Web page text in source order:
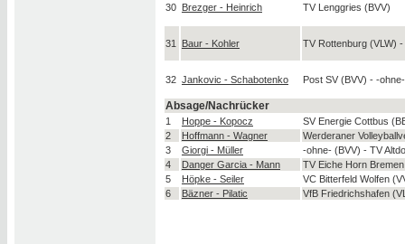
30 Brezger - Heinrich TV Lenggries (BVV)
31 Baur - Kohler TV Rottenburg (VLW)
32 Jankovic - Schabotenko Post SV (BVV) - -
Absage/Nachrücker
1 Hoppe - Kopocz
SV Energie Cottbus
2
Hoffmann - Wagner
Werderaner
3
Giorgi - Müller
-ohne- (BVV) - TV
4
Danger Garcia - Mann
TV Eiche Horn
5
Höpke - Seiler
VC Bitterfeld Wolfen
6
Bäzner - Pilatic VfB Friedrichshafen